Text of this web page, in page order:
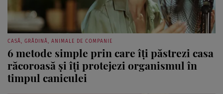
6 metode simple prin care îți păstrezi casa
răcoroasă și îți protejezi organismul în
timpul caniculei